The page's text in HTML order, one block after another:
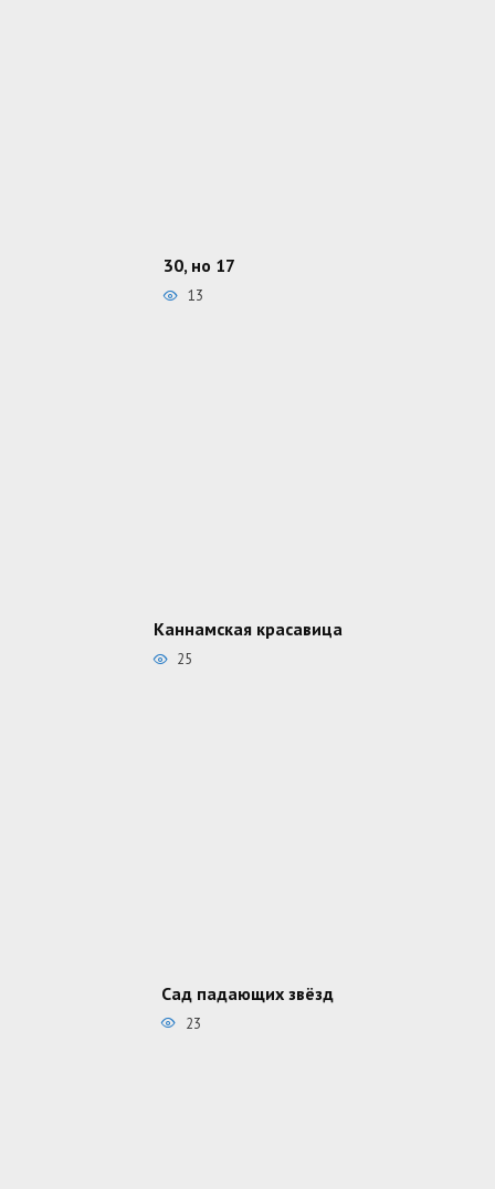
30, но 17
13
Каннамская красавица
25
Сад падающих звёзд
23